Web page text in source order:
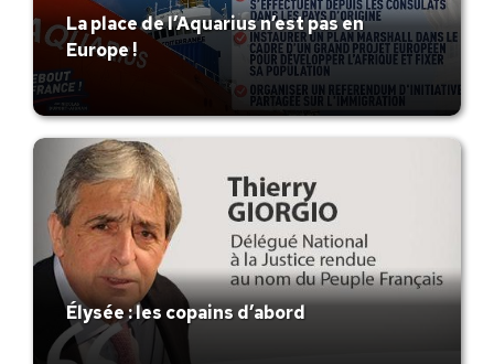
La place de l’Aquarius n’est pas en
Europe !
Élysée : les copains d’abord